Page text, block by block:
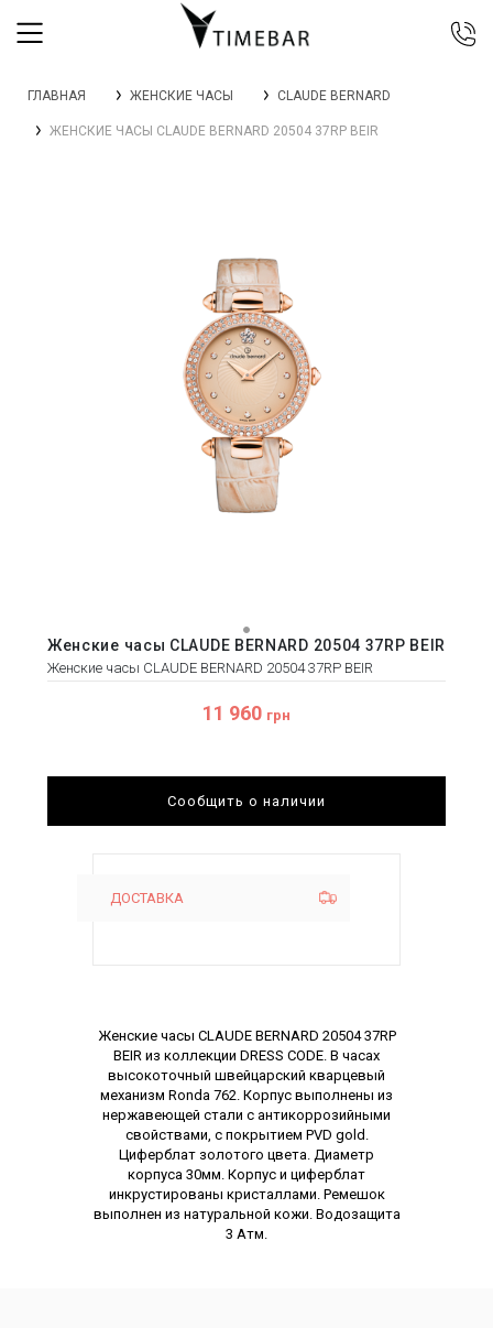
044 392 44 45
067 344 14 44 (viber)
ГЛАВНАЯ ЖЕНСКИЕ ЧАСЫ CLAUDE BERNARD
ЖЕНСКИЕ ЧАСЫ CLAUDE BERNARD 20504 37RP BEIR
Женские часы CLAUDE BERNARD 20504 37RP BEIR
Женские часы CLAUDE BERNARD 20504 37RP BEIR
11 960 грн
Сообщить о наличии
ДОСТАВКА
Описание
Женские часы CLAUDE BERNARD 20504 37RP
BEIR из коллекции DRESS CODE. В часах
высокоточный швейцарский кварцевый
механизм Ronda 762. Корпус выполнены из
нержавеющей стали с антикоррозийными
свойствами, с покрытием PVD gold.
Циферблат золотого цвета. Диаметр
корпуса 30мм. Корпус и циферблат
инкрустированы кристаллами. Ремешок
выполнен из натуральной кожи. Водозащита
3 Атм.